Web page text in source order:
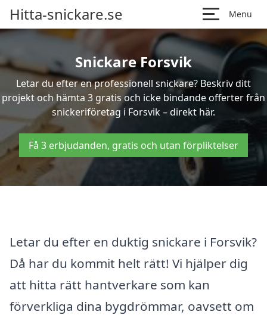
Hitta-snickare.se Menu
Snickare Forsvik
Letar du efter en professionell snickare? Beskriv ditt
projekt och hämta 3 gratis och icke bindande offerter från
snickeriföretag i Forsvik – direkt här.
Få 3 erbjudanden, gratis och utan förpliktelser
Letar du efter en duktig snickare i Forsvik?
Då har du kommit helt rätt! Vi hjälper dig
att hitta rätt hantverkare som kan
förverkliga dina bygdrömmar, oavsett om